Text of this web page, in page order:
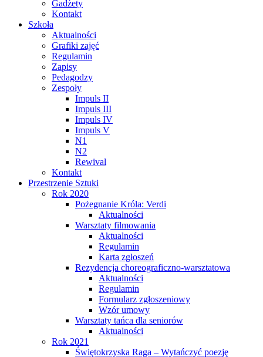
Gadżety
Kontakt
Szkoła
Aktualności
Grafiki zajęć
Regulamin
Zapisy
Pedagodzy
Zespoły
Impuls II
Impuls III
Impuls IV
Impuls V
N1
N2
Rewival
Kontakt
Przestrzenie Sztuki
Rok 2020
Pożegnanie Króla: Verdi
Aktualności
Warsztaty filmowania
Aktualności
Regulamin
Karta zgłoszeń
Rezydencja choreograficzno-warsztatowa
Aktualności
Regulamin
Formularz zgłoszeniowy
Wzór umowy
Warsztaty tańca dla seniorów
Aktualności
Rok 2021
Świętokrzyska Raga – Wytańczyć poezję